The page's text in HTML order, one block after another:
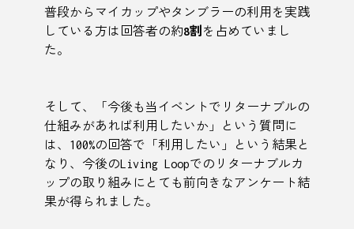
普段からマイカップやタンブラーの利用を実践
している方は回答者の約8割 を占めていまし
た。
そして、「今後も当イベントでリターナブルの
仕組みがあれば利用したいか」という質問に
は、100%の回答で「利用したい」という結果と
なり、今後のLiving Loopでのリターナブルカ
ップの取り組みにとても前向きなアンケート結
果が得られました。